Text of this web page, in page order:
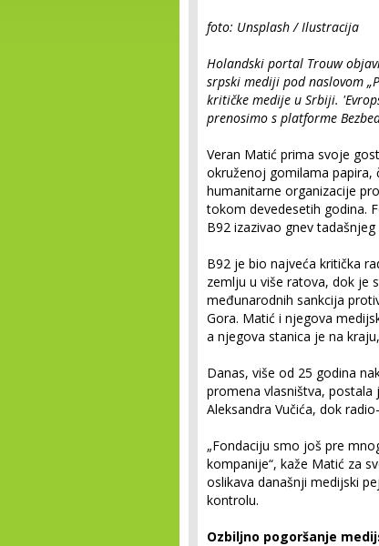
foto: Unsplash / Ilustracija
Holandski portal Trouw
srpski mediji pod naslovom
kritičke medije u Srbiji.
prenosimo s platforme
Veran Matić prima svoje
okruženoj gomilama papira,
humanitarne organizacije
tokom devedesetih godina.
B92 izazivao gnev
B92 je bio najveća kritička
zemlju u više ratova, dok je
međunarodnih sankcija
Gora. Matić i njegova
a njegova stanica je na
Danas, više od 25 godina
promena vlasništva, postala
Aleksandra Vučića, dok
„Fondaciju smo još pre
kompanije“, kaže Matić za
oslikava današnji medijski
kontrolu.
Ozbiljno pogoršanje